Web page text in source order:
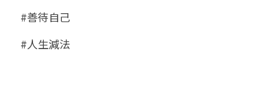
#善待自己
#人生減法